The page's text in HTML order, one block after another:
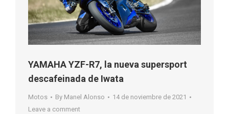
YAMAHA YZF-R7, la nueva supersport
descafeinada de Iwata
Motos By Manel Alonso
14 de noviembre de 2021
Leave a comment